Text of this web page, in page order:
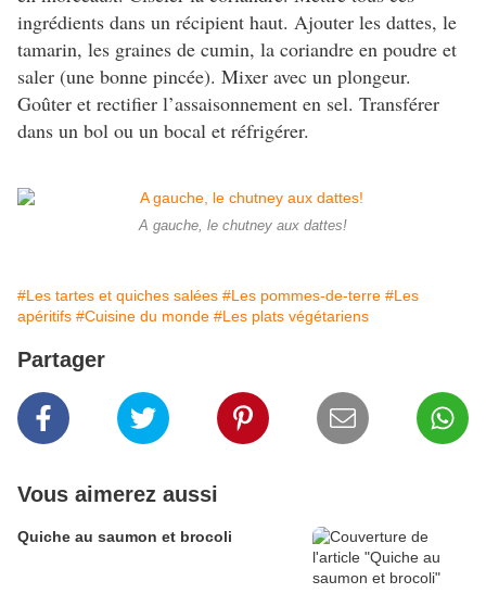
ingrédients dans un récipient haut. Ajouter les dattes, le
tamarin, les graines de cumin, la coriandre en poudre et
saler (une bonne pincée). Mixer avec un plongeur.
Goûter et rectifier l’assaisonnement en sel. Transférer
dans un bol ou un bocal et réfrigérer.
A gauche, le chutney aux dattes!
#Les tartes et quiches salées #Les pommes-de-terre #Les
apéritifs #Cuisine du monde #Les plats végétariens
Partager
Vous aimerez aussi
Quiche au saumon et brocoli